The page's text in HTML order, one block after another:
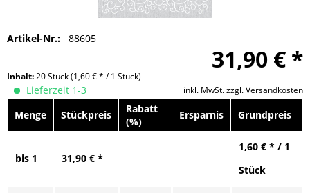
Artikel-Nr.: 88605
31,90 € *
Inhalt:20 Stück(1,60 € * / 1 Stück)
inkl. MwSt.zzgl. Versandkosten
Lieferzeit 1-3
Menge
Stückpreis
Rabatt
(%)
Ersparnis Grundpreis
bis 1 31,90 € *
1,60 € * / 1
Stück